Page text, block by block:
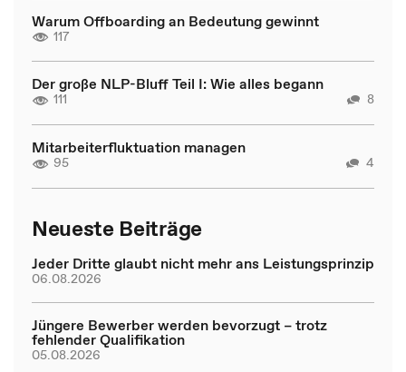
Warum Offboarding an Bedeutung gewinnt
117
Der große NLP-Bluff Teil I: Wie alles begann
111 8
Mitarbeiterfluktuation managen
95 4
Neueste Beiträge
Jeder Dritte glaubt nicht mehr ans Leistungsprinzip
06.08.2026
Jüngere Bewerber werden bevorzugt – trotz
fehlender Qualifikation
05.08.2026